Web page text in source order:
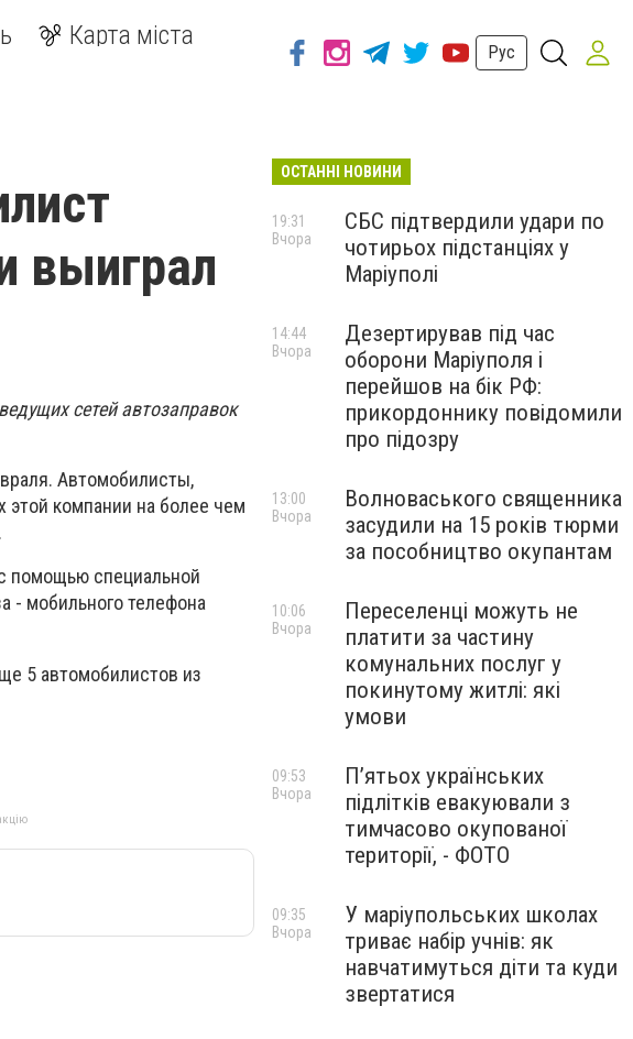
Карта міста
Рус
выиграл
сетей автозаправок
Автомобилисты,
этой компании на более чем
помощью специальной
- мобильного телефона
5 автомобилистов из
ОСТАННІ НОВИНИ
СБС підтвердили удари по
чотирьох підстанціях у
Маріуполі
19:31
Вчора
Дезертирував під час
оборони Маріуполя і
перейшов на бік РФ:
прикордоннику повідомили
про підозру
14:44
Вчора
Волноваського священника
засудили на 15 років тюрми
за пособництво окупантам
13:00
Вчора
Переселенці можуть не
платити за частину
комунальних послуг у
покинутому житлі: які
умови
10:06
Вчора
П’ятьох українських
підлітків евакуювали з
тимчасово окупованої
території, - ФОТО
09:53
Вчора
У маріупольських школах
триває набір учнів: як
навчатимуться діти та куди
звертатися
09:35
Вчора